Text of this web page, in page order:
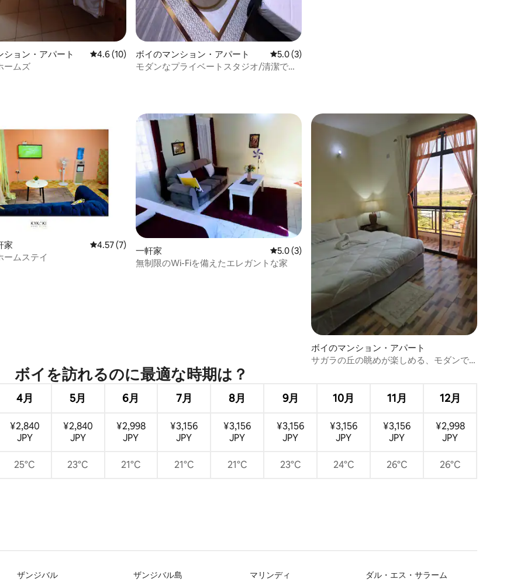
ション・アパート レビュー10件、5つ星中4.6つ星の平均評価
4.6 (10)
ームズ
ボイのマンション・アパート レビュー3件、5つ星中5.0つ星の平均評価
5.0 (3)
モダンなプライベートスタジオ/清潔で安
家 レビュー7件、5つ星中4.57つ星の平均評価
4.57 (7)
ームステイ
一軒家 レビュー3件、5つ星中5.0つ星の平均評価
5.0 (3)
無制限のWi-Fiを備えたエレガントな家
ボイのマンション・アパート
サガラの丘の眺めが楽しめる、モダンで
ボイを訪⁠れ⁠るの⁠に最⁠適⁠な時⁠期⁠は⁠？
4月 5月 6月 7月 8月 9月 10月 11月 12月
¥2,840
JPY
¥2,840
JPY
¥2,998
JPY
¥3,156
JPY
¥3,156
JPY
¥3,156
JPY
¥3,156
JPY
¥3,156
JPY
¥2,998
JPY
25°C 23°C 21°C 21°C 21°C 23°C 24°C 26°C 26°C
ザンジバル
ザンジバル島
マリンディ
ダル・エス・サラーム